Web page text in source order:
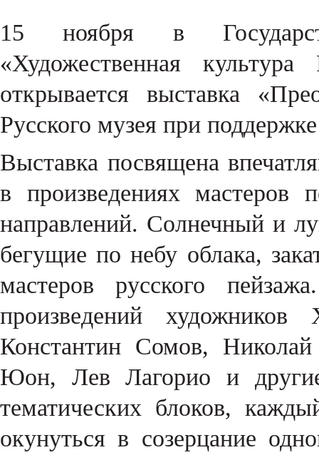
15 ноября в
«Художественная
открывается выставка
Русского музея при
Выставка посвящена
в произведениях мастеров
направлений. Солнечный и
бегущие по небу облака,
мастеров русского
произведений
Константин Сомов,
Юон, Лев Лагорио и
тематических блоков,
окунуться в созерцание